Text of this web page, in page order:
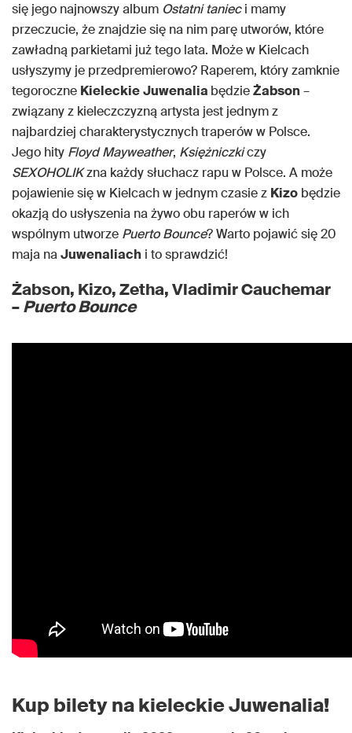
się jego najnowszy album Ostatni tanieci mamy
przeczucie, że znajdzie się na nim parę utworów, które
zawładną parkietami już tego lata. Może w Kielcach
usłyszymy je przedpremierowo? Raperem, który zamknie
tegoroczne KieleckieJuwenalia będzieŻabson–
związany z kieleczczyzną artysta jest jednym z
najbardziej charakterystycznych traperów w Polsce.
Jego hity Floyd Mayweather, Księżniczkiczy
SEXOHOLIKzna każdy słuchacz rapu w Polsce. A może
pojawienie się w Kielcach w jednym czasie z Kizo będzie
okazją do usłyszenia na żywo obu raperów w ich
wspólnym utworze Puerto Bounce? Warto pojawić się 20
maja naJuwenaliach i to sprawdzić!
Żabson, Kizo, Zetha, Vladimir Cauchemar
–Puerto Bounce
Kup bilety na kieleckie Juwenalia!